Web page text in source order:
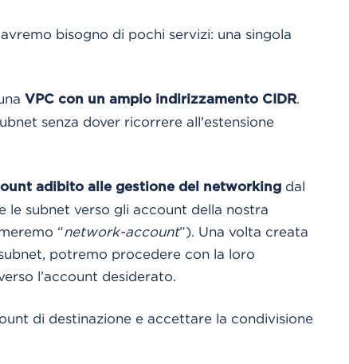
bisogno di pochi servizi: una singola
VPC con un ampio indirizzamento CIDR.
senza dover ricorrere all'estensione
adibito alle gestione del networkingdal
le subnet verso gli account della nostra
“network-account”). Una volta creata
potremo procedere con la loro
l’account desiderato.
di destinazione e accettare la condivisione